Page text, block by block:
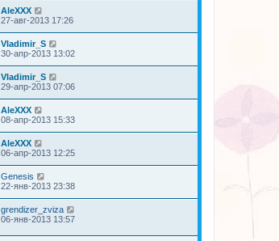
AleXXX
27-авг-2013 17:26
Vladimir_S
30-апр-2013 13:02
Vladimir_S
29-апр-2013 07:06
AleXXX
08-апр-2013 15:33
AleXXX
06-апр-2013 12:25
Genesis
22-янв-2013 23:38
grendizer_zviza
06-янв-2013 13:57